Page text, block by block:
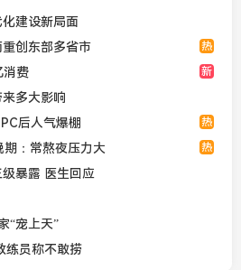
建设新局面
热
创东部多省市
新
消费
多大影响
热
后人气爆棚
热
：常熬夜压力大
暴露 医生回应
“宠上天”
练员称不敢捞